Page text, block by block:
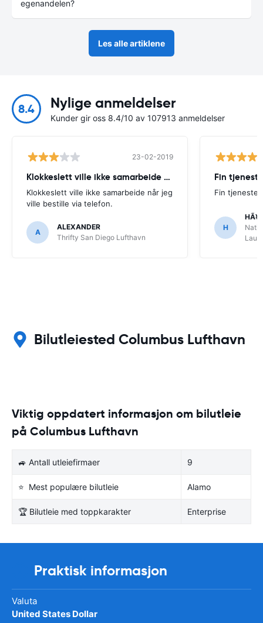
egenandelen?
Les alle artiklene
8.4 Nylige anmeldelser
Kunder gir oss 8.4/10 av 107913 anmeldelser
23-02-2019
Klokkeslett ville ikke samarbeide når
Klokkeslett ville ikke samarbeide når jeg
ville bestille via telefon.
A
ALEXANDER
Thrifty San Diego Lufthavn
Fin
Fin tjeneste
H
Bilutleiested Columbus Lufthavn
Viktig oppdatert informasjon om bilutleie
på Columbus Lufthavn
🚙 Antall utleiefirmaer 9
⭐ Mest populære bilutleie Alamo
🏆 Bilutleie med toppkarakter Enterprise
Praktisk informasjon
Valuta
United States Dollar